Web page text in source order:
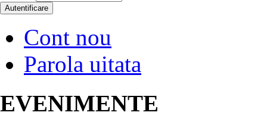
Cont nou
Parola uitata
EVENIMENTE